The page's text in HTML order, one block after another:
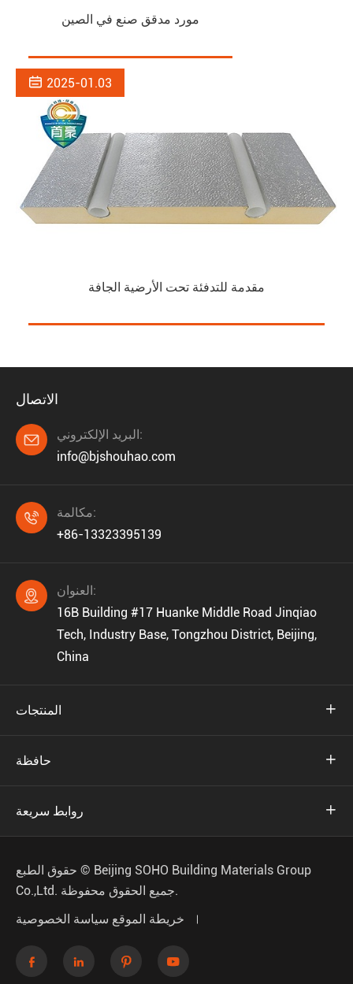
مورد مدقق صنع في الصين
 2025-01.03
مقدمة للتدفئة تحت الأرضية الجافة
الاتصال

البريد الإلكتروني:
info@bjshouhao.com

مكالمة:
+86-13323395139

العنوان:
16B Building #17 Huanke Middle Road Jinqiao
Tech, Industry Base, Tongzhou District, Beijing,
China
المنتجات 
حافظة 
روابط سريعة 
حقوق الطبع © Beijing SOHO Building Materials Group
Co.,Ltd.
جميع الحقوق محفوظة.
خريطة الموقع سياسة الخصوصية
   